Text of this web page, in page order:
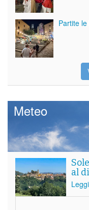
Partite
Meteo
al